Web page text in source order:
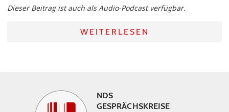
Dieser Beitrag ist auch als Audio-Podcast verfügbar.
WEITERLESEN
NDS
GESPRÄCHSKREISE